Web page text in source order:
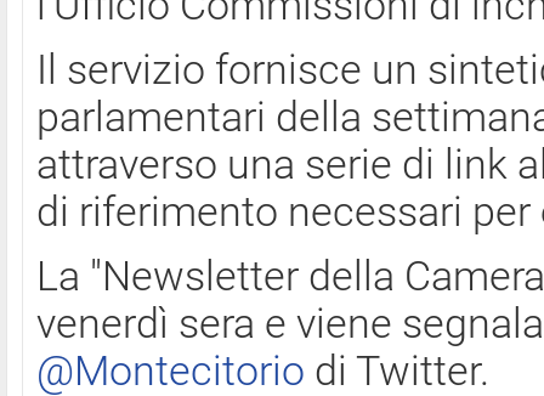
Il servizio fornisce un
parlamentari della
attraverso una serie di link
di riferimento necessari
La "Newsletter della
venerdì sera e viene
@Montecitorio di Twitter.